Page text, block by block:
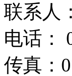
联系人
电话：
传真：